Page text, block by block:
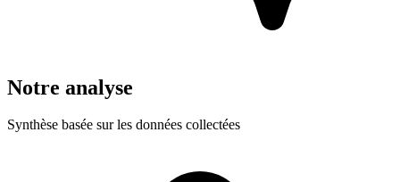
Notre analyse
Synthèse basée sur les données collectées